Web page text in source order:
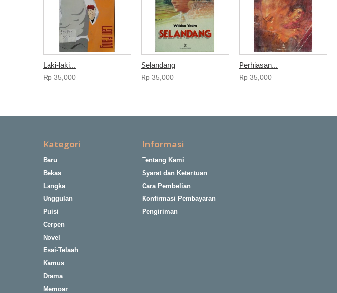
Laki-laki...
Rp‎ 35,000
Selandang
Rp‎ 35,000
Perhiasan...
Rp‎ 35,000
Kategori
Baru
Bekas
Langka
Unggulan
Puisi
Cerpen
Novel
Esai-Telaah
Kamus
Drama
Memoar
Informasi
Tentang Kami
Syarat dan Ketentuan
Cara Pembelian
Konfirmasi Pembayaran
Pengiriman